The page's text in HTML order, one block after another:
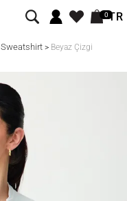
0TR
Sweatshirt> Beyaz Çizgi